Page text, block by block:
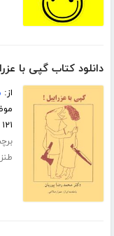
دانلود کتاب گپی با
از:
۱۲۱ صفحه